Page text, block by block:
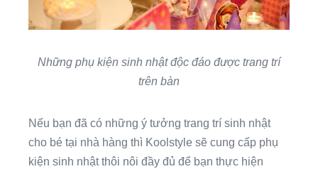
Những phụ kiện sinh nhật độc đáo được trang trí
trên bàn
Nếu bạn đã có những ý tưởng trang trí sinh nhật
cho bé tại nhà hàng thì Koolstyle sẽ cung cấp phụ
kiện sinh nhật thôi nôi đầy đủ để bạn thực hiện